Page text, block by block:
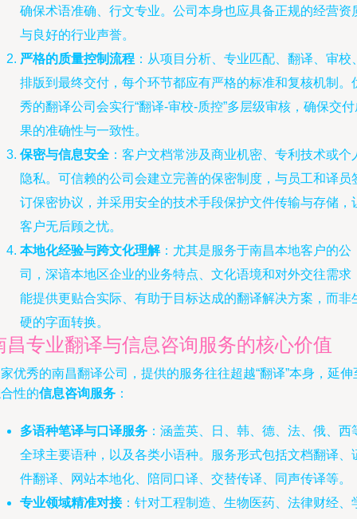
确保术语准确、行文专业。公司本身也应具备正规的经营资
与良好的行业声誉。
严格的质量控制流程 ：从项目分析、专业匹配、翻译、审校
排版到最终交付，每个环节都应有严格的标准和复核机制。
秀的翻译公司会实行“翻译-审校-质控”多层级审核，确保交
果的准确性与一致性。
保密与信息安全 ：客户文档常涉及商业机密、专利技术或个
隐私。可信赖的公司会建立完善的保密制度，与员工和译员
订保密协议，并采用安全的技术手段保护文件传输与存储，
客户无后顾之忧。
本地化经验与跨文化理解：尤其是服务于南昌本地客户的公
司，深谙本地区企业的业务特点、文化语境和对外交往需求
能提供更贴合实际、有助于目标达成的翻译解决方案，而非
硬的字面转换。
昌专业翻译与信息咨询服务的核心价值
优秀的南昌翻译公司，提供的服务往往超越“翻译”本身，延伸
性的信息咨询服务 ：
多语种笔译与口译服务 ：涵盖英、日、韩、德、法、俄、西
全球主要语种，以及各类小语种。服务形式包括文档翻译、
件翻译、网站本地化、陪同口译、交替传译、同声传译等。
专业领域精准对接：针对工程制造、生物医药、法律财经、